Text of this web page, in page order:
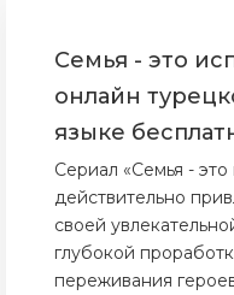
Семья - это
онлайн
языке
Сериал «Семья -
действительно
своей
глубокой
переживания